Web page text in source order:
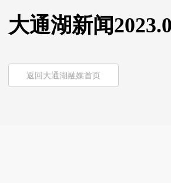
大通湖新闻
返回大通湖融媒首页